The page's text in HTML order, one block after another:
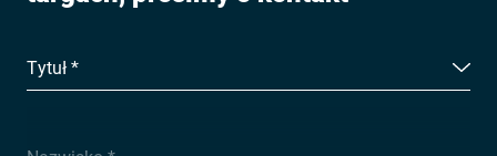
Tytuł *